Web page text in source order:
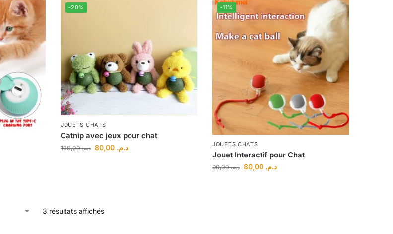
-20%
JOUETS CHATS
Catnip avec jeux pour chat
د.م.100,00 د.م. 80,00
-11%
JOUETS CHATS
Jouet Interactif pour Chat
د.م.90,00 د.م.
3 résultats affichés